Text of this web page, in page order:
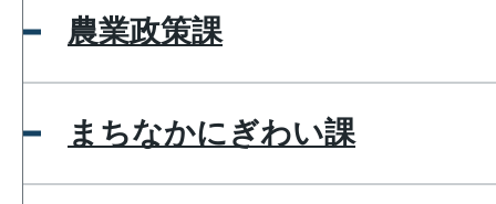
農業政策課
まちなかにぎわい課